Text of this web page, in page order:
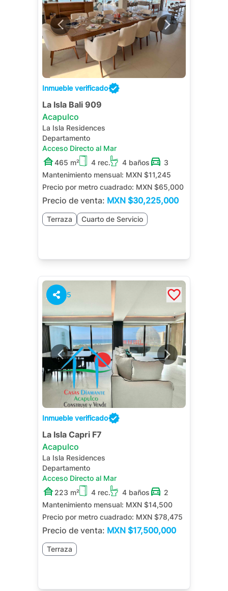
Inmueble verificado
La Isla Bali 909
Acapulco
La Isla Residences
Departamento
Acceso Directo al Mar
465 m²
4 rec. 4 baños
3
Mantenimiento mensual: MXN $11,245
Precio por metro cuadrado: MXN $65,000
Precio de venta: MXN $30,225,000
Terraza Cuarto de Servicio
5
Inmueble verificado
La Isla Capri F7
Acapulco
La Isla Residences
Departamento
Acceso Directo al Mar
223 m²
4 rec. 4 baños
2
Mantenimiento mensual: MXN $14,500
Precio por metro cuadrado: MXN $78,475
Precio de venta: MXN $17,500,000
Terraza